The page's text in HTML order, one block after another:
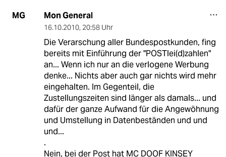
MG Mon General
16.10.2010, 20:58 Uhr
Die Verarschung aller Bundespostkunden, fing
bereits mit Einführung der "POSTlei(d)zahlen"
an... Wenn ich nur an die verlogene Werbung
denke... Nichts aber auch gar nichts wird mehr
eingehalten. Im Gegenteil, die
Zustellungszeiten sind länger als damals... und
dafür der ganze Aufwand für die Angewöhnung
und Umstellung in Datenbeständen und und
und...
.
Nein, bei der Post hat MC DOOF KINSEY